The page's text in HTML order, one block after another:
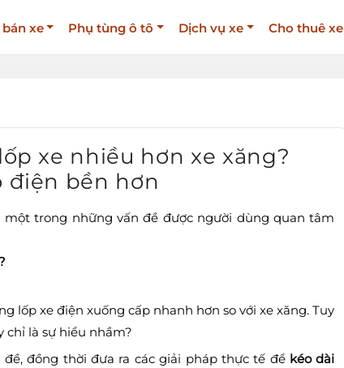
bán xe Phụ tùng ô tô Dịch vụ xe Cho thuê xe
xe nhiều hơn xe xăng?
điện bền hơn
trong những vấn đề được người dùng quan tâm
lốp xe điện xuống cấp nhanh hơn so với xe xăng. Tuy
chỉ là sự hiểu nhầm?
đồng thời đưa ra các giải pháp thực tế để kéo dài